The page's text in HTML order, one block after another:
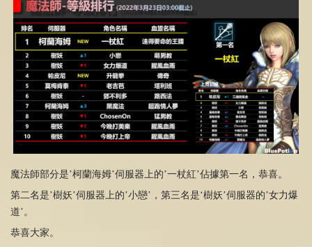
魔法師部分是’柯蘭海姆’伺服器上的’一杖紅’佔據第一名，恭喜。
第二名是’樹妖’伺服器上的’小戀’，第三名是‘樹妖’伺服器的’女力爆
道’。
恭喜大家。